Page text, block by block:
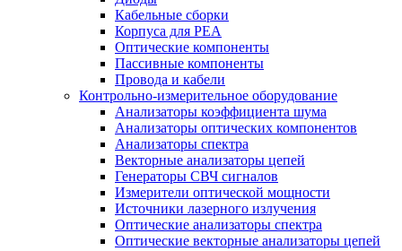
Кабельные сборки
Корпуса для РЕА
Оптические компоненты
Пассивные компоненты
Провода и кабели
Контрольно-измерительное оборудование
Анализаторы коэффициента шума
Анализаторы оптических компонентов
Анализаторы спектра
Векторные анализаторы цепей
Генераторы СВЧ сигналов
Измерители оптической мощности
Источники лазерного излучения
Оптические анализаторы спектра
Оптические векторные анализаторы цепей